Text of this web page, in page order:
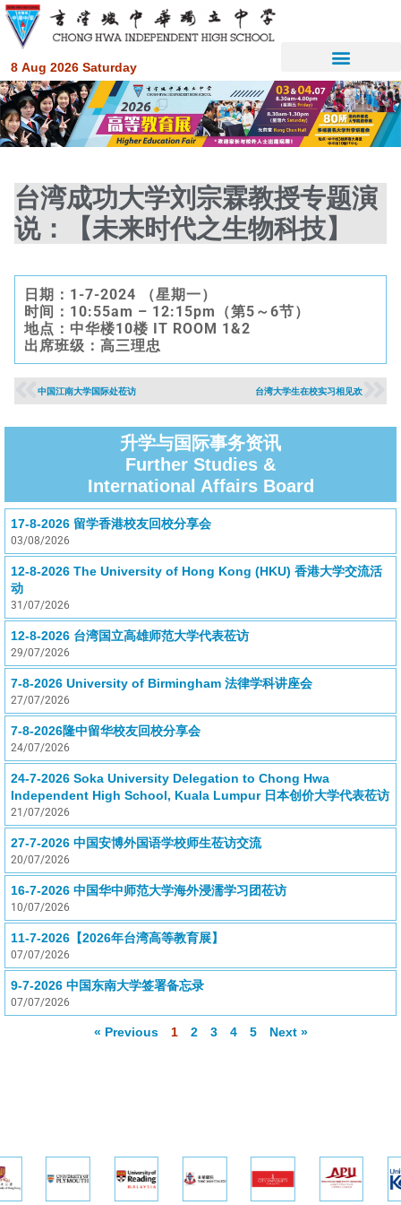
8 Aug 2026 Saturday
台湾成功大学刘宗霖教授专题演
说：【未来时代之生物科技】
日期：1-7-2024 （星期一）
时间：10:55am – 12:15pm（第5～6节）
地点：中华楼10楼 IT ROOM 1&2
出席班级：高三理忠
中国江南大学国际处莅访 台湾大学生在校实习相见欢
升学与国际事务资讯
Further Studies &
International Affairs Board
17-8-2026 留学香港校友回校分享会
03/08/2026
12-8-2026 The University of Hong Kong (HKU) 香港大学交流活
动
31/07/2026
12-8-2026 台湾国立高雄师范大学代表莅访
29/07/2026
7-8-2026 University of Birmingham 法律学科讲座会
27/07/2026
7-8-2026隆中留华校友回校分享会
24/07/2026
24-7-2026 Soka University Delegation to Chong Hwa
Independent High School, Kuala Lumpur 日本创价大学代表莅访
21/07/2026
27-7-2026 中国安博外国语学校师生莅访交流
20/07/2026
16-7-2026 中国华中师范大学海外浸濡学习团莅访
10/07/2026
11-7-2026【2026年台湾高等教育展】
07/07/2026
9-7-2026 中国东南大学签署备忘录
07/07/2026
« Previous 1 2 3 4 5 Next »